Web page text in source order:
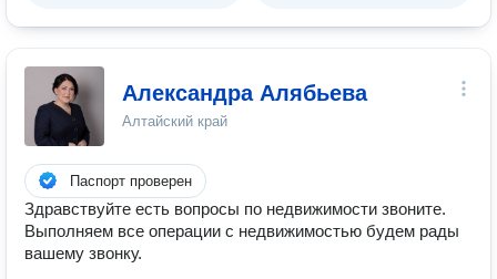
Александра Алябьева
Алтайский край
Паспорт проверен
Здравствуйте есть вопросы по недвижимости звоните.
Выполняем все операции с недвижимостью будем рады
вашему звонку.